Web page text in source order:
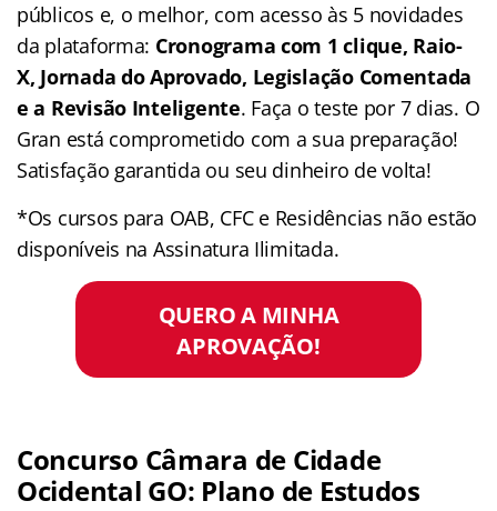
públicos e, o melhor, com acesso às 5 novidades
da plataforma: Cronograma com 1 clique, Raio-
X, Jornada do Aprovado, Legislação Comentada
e a Revisão Inteligente. Faça o teste por 7 dias. O
Gran está comprometido com a sua preparação!
Satisfação garantida ou seu dinheiro de volta!
*Os cursos para OAB, CFC e Residências não estão
disponíveis na Assinatura Ilimitada.
QUERO A MINHA
APROVAÇÃO!
Concurso Câmara de Cidade
Ocidental GO: Plano de Estudos